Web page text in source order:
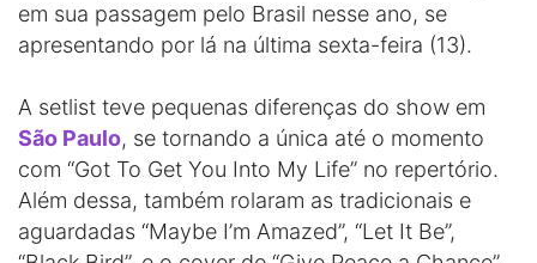
em sua passagem pelo Brasil nesse ano, se
apresentando por lá na última sexta-feira (13).
A setlist teve pequenas diferenças do show em
São Paulo, se tornando a única até o momento
com “Got To Get You Into My Life” no repertório.
Além dessa, também rolaram as tradicionais e
aguardadas “Maybe I’m Amazed”, “Let It Be”,